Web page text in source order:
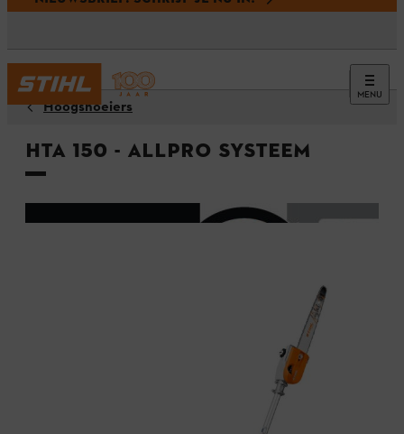
MENU
Hoogsnoeiers
HTA 150 - ALLPRO systeem